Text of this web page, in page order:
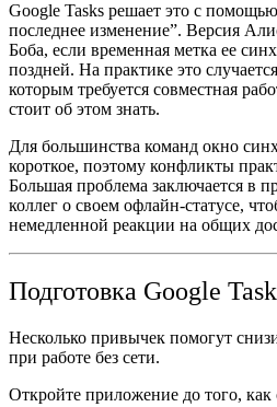
Google Tasks решает это с
последнее изменение”. Версия
Боба, если временная метка ее
поздней. На практике это
которым требуется совместная
стоит об этом знать.
Для большинства команд окно
короткое, поэтому конфликты
Большая проблема заключается в
коллег о своем офлайн-статусе,
немедленной реакции на общих
Подготовка Google
Несколько привычек помогут
при работе без сети.
Откройте приложение до того, как